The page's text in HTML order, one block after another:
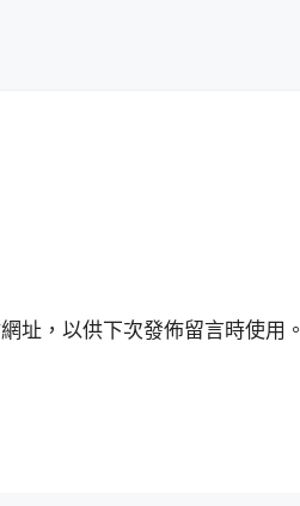
址，以供下次發佈留言時使用。